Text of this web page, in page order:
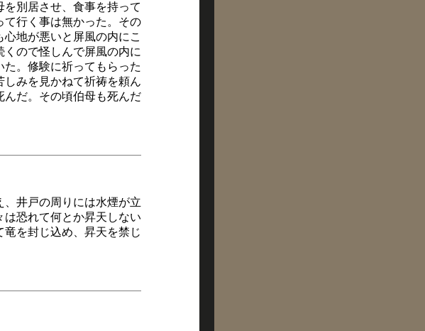
別居させ、食事を持って
て行く事は無かった。その
地が悪いと屏風の内にこ
くので怪しんで屏風の内に
。修験に祈ってもらった
みを見かねて祈祷を頼ん
んだ。その頃伯母も死んだ
井戸の周りには水煙が立
恐れて何とか昇天しない
を封じ込め、昇天を禁じ